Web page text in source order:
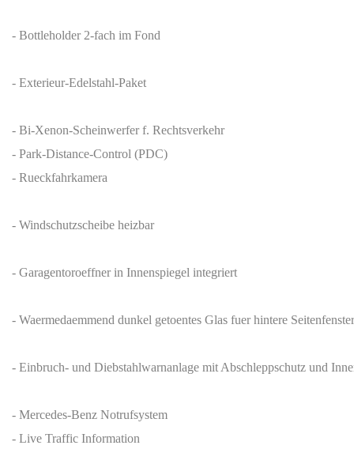
- Bottleholder 2-fach im Fond
- Exterieur-Edelstahl-Paket
- Bi-Xenon-Scheinwerfer f. Rechtsverkehr
- Park-Distance-Control (PDC)
- Rueckfahrkamera
- Windschutzscheibe heizbar
- Garagentoroeffner in Innenspiegel integriert
- Waermedaemmend dunkel getoentes Glas fuer hintere
- Einbruch- und Diebstahlwarnanlage mit Abschleppschutz und
- Mercedes-Benz Notrufsystem
- Live Traffic Information